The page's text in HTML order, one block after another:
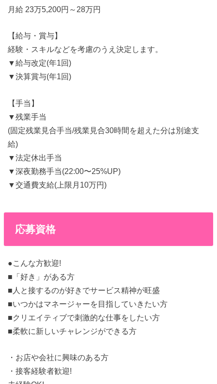
月給 23万5,200円～28万円
【給与・賞与】
経験・スキルなどを考慮のうえ決定します。
▼給与改定(年1回)
▼決算賞与(年1回)
【手当】
▼残業手当
(固定残業見合手当/残業見合30時間を超えた分は別途支
給)
▼法定休出手当
▼深夜勤務手当(22:00〜25%UP)
▼交通費支給(上限月10万円)
応募資格
●こんな方歓迎!
■「好き」がある方
■人と接するのが好きでサービス精神が旺盛
■いつかはマネージャーを目指していきたい方
■クリエイティブで刺激的な仕事をしたい方
■柔軟に新しいチャレンジができる方
・お店や会社に興味のある方
・接客経験者歓迎!